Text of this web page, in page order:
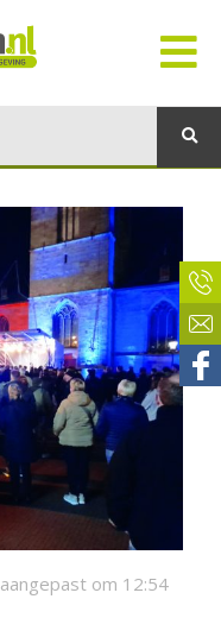
aangepast om 12:54